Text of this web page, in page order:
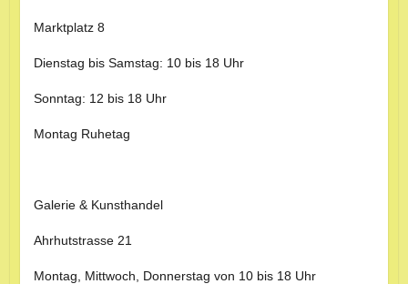
Marktplatz 8
Dienstag bis Samstag: 10 bis 18 Uhr
Sonntag: 12 bis 18 Uhr
Montag Ruhetag
Galerie & Kunsthandel
Ahrhutstrasse 21
Montag, Mittwoch, Donnerstag von 10 bis 18 Uhr